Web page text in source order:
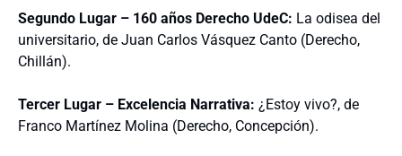
Segundo Lugar – 160 años Derecho UdeC: La odisea del
universitario, de Juan Carlos Vásquez Canto (Derecho,
Chillán).
Tercer Lugar – Excelencia Narrativa: ¿Estoy vivo?, de
Franco Martínez Molina (Derecho, Concepción).